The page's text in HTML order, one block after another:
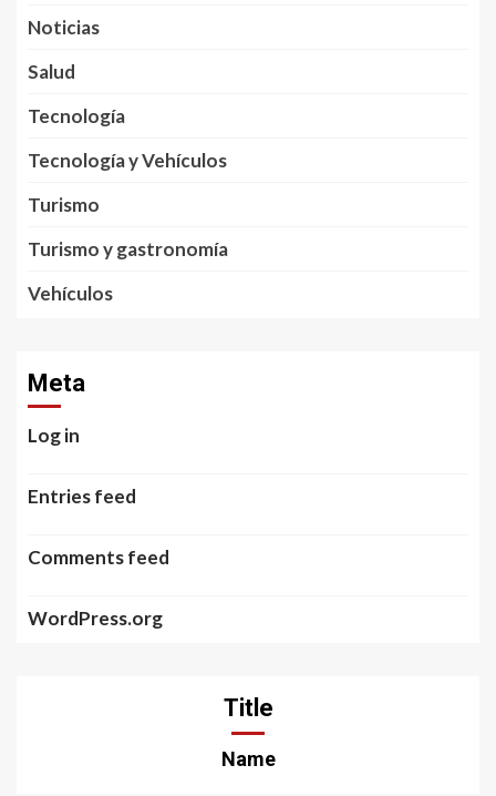
Noticias
Salud
Tecnología
Tecnología y Vehículos
Turismo
Turismo y gastronomía
Vehículos
Meta
Log in
Entries feed
Comments feed
WordPress.org
Title
Name